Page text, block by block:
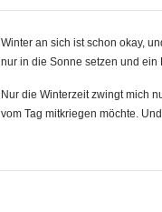
Winter an sich ist schon okay,
nur in die Sonne setzen und ein
Nur die Winterzeit zwingt mich
vom Tag mitkriegen möchte.